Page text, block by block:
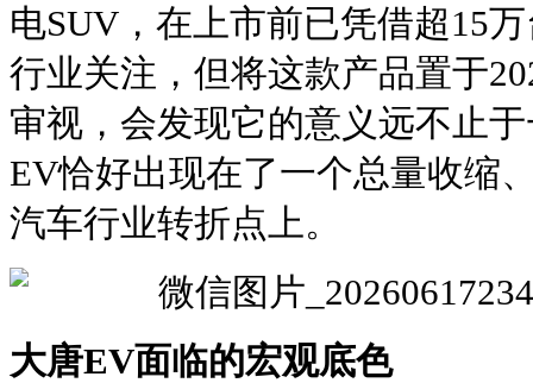
电SUV，在上市前已凭借超15
行业关注，但将这款产品置于
审视，会发现它的意义远不止
EV恰好出现在了一个总量收缩
汽车行业转折点上。
大唐EV面临的宏观底色